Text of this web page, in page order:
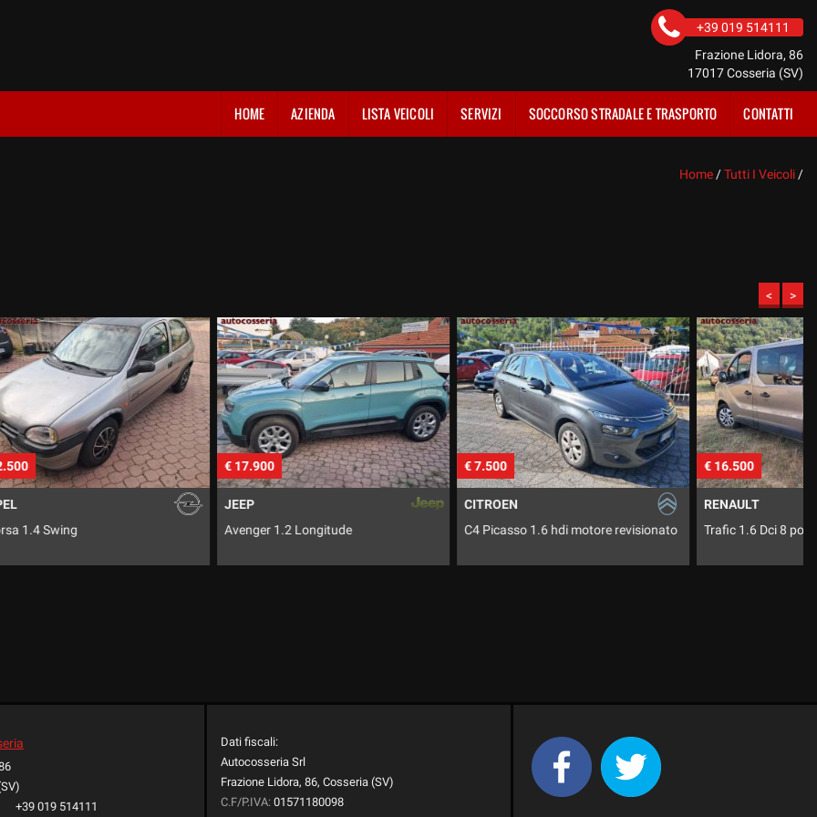
+39 019 514111
Frazione Lidora, 86
17017 Cosseria (SV)
HOME AZIENDA LISTA VEICOLI SERVIZI SOCCORSO STRADALE E TRASPORTO CONTATTI
Home /Tutti I Veicoli /
< >
€ 17.900 € 7.500
C4 Picasso 1.6 hdi motore revisionato
€ 16.500
Trafic 1.6 Dci 8 posti
+39 019 514111
Dati fiscali:
Autocosseria Srl
Frazione Lidora, 86, Cosseria (SV)
C.F/P.IVA: 01571180098